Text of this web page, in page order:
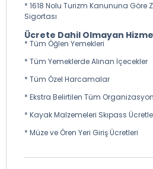
* 1618 Nolu Turizm Kanununa Göre
Sigortası
Ücrete Dahil Olmayan
* Tüm Öğlen Yemekleri
* Tüm Yemeklerde Alınan İçecekler
* Tüm Özel Harcamalar
* Ekstra Belirtilen Tüm
* Kayak Malzemeleri Skıpass
* Müze ve Ören Yeri Giriş Ücretleri